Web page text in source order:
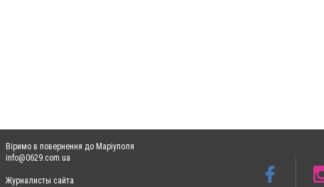
Віримо в повернення до Маріуполя
info@0629.com.ua
Журналисты сайта